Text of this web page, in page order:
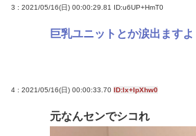
3 : 2021/05/16(日) 00:00:29.81 ID:u6UP+HmT0
巨乳ユニットとか涙出ますよ
4 : 2021/05/16(日) 00:00:33.70 ID:lx+IpXhw0
元なんセンでシコれ